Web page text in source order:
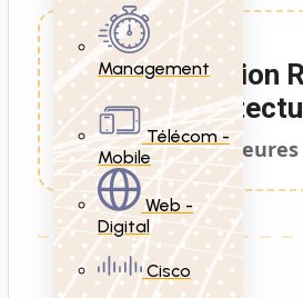
Management
Télécom -
Mobile
Web -
Digital
Cisco
Formation
20 Heures